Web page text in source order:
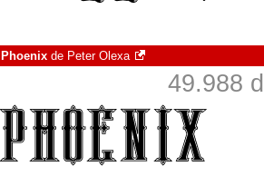
Phoenix de Peter Olexa
49.988